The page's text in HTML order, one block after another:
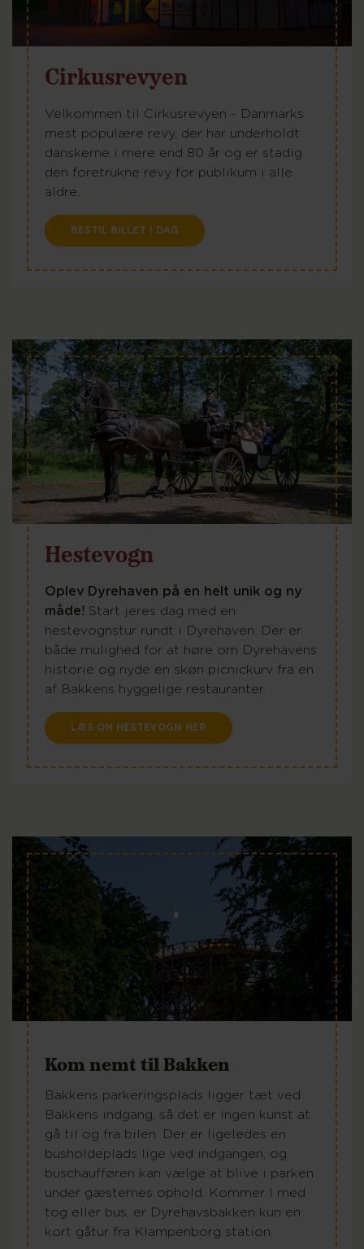
Cirkusrevyen
Velkommen til Cirkusrevyen - Danmarks
mest populære revy, der har underholdt
danskerne i mere end 80 år og er stadig
den foretrukne revy for publikum i alle
aldre.
BESTIL BILLET I DAG
Hestevogn
Oplev Dyrehaven på en helt unik og ny
måde! Start jeres dag med en
hestevognstur rundt i Dyrehaven. Der er
både mulighed for at høre om Dyrehavens
historie og nyde en skøn picnickurv fra en
af Bakkens hyggelige restauranter.
LÆS OM HESTEVOGN HER
Kom nemt til Bakken
Bakkens parkeringsplads ligger tæt ved
Bakkens indgang, så det er ingen kunst at
gå til og fra bilen. Der er ligeledes en
busholdeplads lige ved indgangen, og
buschaufføren kan vælge at blive i parken
under gæsternes ophold. Kommer I med
tog eller bus, er Dyrehavsbakken kun en
kort gåtur fra Klampenborg station.